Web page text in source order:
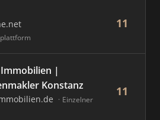
11
|
Konstanz
Einzelner
11